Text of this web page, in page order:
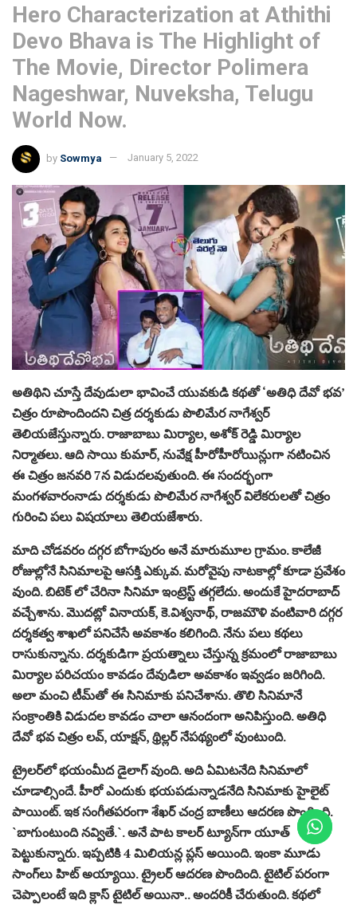
Hero Characterization at Athithi
Devo Bhava is The Highlight of
The Movie, Director Polimera
Nageshwar, Nuveksha, Telugu
World Now.
by Sowmya January 5, 2022
అతిథిని చూస్తే దేవుడులా భావించే యువ‌కుడి క‌థ‌తో ‘అతిధి దేవో భవ’
చిత్రం రూపొందింద‌ని చిత్ర ద‌ర్శ‌కుడు పొలిమేర నాగేశ్వర్
తెలియ‌జేస్తున్నారు. రాజాబాబు మిర్యాల, అశోక్ రెడ్డి మిర్యాల
నిర్మాత‌లు. ఆది సాయి కుమార్, నువేక్ష హీరోహీరోయిన్లుగా న‌టించిన
ఈ చిత్రం జ‌న‌వ‌రి 7న విడుద‌ల‌వుతుంది. ఈ సంద‌ర్భంగా
మంగ‌ళ‌వారంనాడు ద‌ర్శ‌కుడు పొలిమేర నాగేశ్వర్ విలేక‌రుల‌తో చిత్రం
గురించి ప‌లు విష‌యాలు తెలియ‌జేశారు.
మాది చోడ‌వ‌రం ద‌గ్గ‌ర బోగాపురం అనే మారుమూల గ్రామం. కాలేజీ
రోజుల్లోనే సినిమాల‌పై ఆస‌క్తి ఎక్కువ‌. మ‌రోవైపు నాట‌కాల్లో కూడా ప్ర‌వేశం
వుంది. బిటెక్ లో చేరినా సినిమా ఇంట్రెస్ట్ త‌గ్గ‌లేదు. అందుకే హైద‌రాబాద్
వ‌చ్చేశాను. మొద‌ట్లో వినాయ‌క్‌, కె.విశ్వ‌నాథ్‌, రాజ‌మౌళి వంటివారి ద‌గ్గ‌ర
ద‌ర్శ‌క‌త్వ శాఖ‌లో ప‌నిచేసే అవ‌కాశం క‌లిగింది. నేను ప‌లు క‌థ‌లు
రాసుకున్నాను. ద‌ర్శ‌కుడిగా ప్ర‌య‌త్నాలు చేస్తున్న క్ర‌మంలో రాజాబాబు
మిర్యాల ప‌రిచ‌యం కావ‌డం దేవుడిలా అవ‌కాశం ఇవ్వ‌డం జ‌రిగింది.
అలా మంచి టీమ్‌తో ఈ సినిమాకు ప‌నిచేశాను. తొలి సినిమానే
సంక్రాంతికి విడుద‌ల కావ‌డం చాలా ఆనందంగా అనిపిస్తుంది. అతిధి
దేవో భవ చిత్రం ల‌వ్‌, యాక్ష‌న్, థ్రిల్ల‌ర్ నేప‌థ్యంలో వుంటుంది.
ట్రైల‌ర్‌లో భ‌యంమీద డైలాగ్ వుంది. అది ఏమిట‌నేది సినిమాలో
చూడాల్సిందే. హీరో ఎందుకు భ‌య‌ప‌డున్నాడ‌నేది సినిమాకు హైలైట్‌
పాయింట్‌. ఇక సంగీత‌ప‌రంగా శేఖ‌ర్ చంద్ర బాణీలు ఆద‌ర‌ణ పొందింది.
`బాగుంటుంది న‌వ్వితే.`. అనే పాట కాల‌ర్ ట్యూన్‌గా యూత్
పెట్టుకున్నారు. ఇప్ప‌టికి 4 మిలియ‌న్ల ప్ల‌స్ అయింది. ఇంకా మూడు
సాంగ్‌లు హిట్ అయ్యాయి. ట్రైల‌ర్ ఆద‌ర‌ణ పొందింది. టైటిల్ ప‌రంగా
చెప్పాలంటే ఇది క్లాస్ టైటిల్ అయినా.. అంద‌రికీ చేరుతుంది. క‌థ‌లో